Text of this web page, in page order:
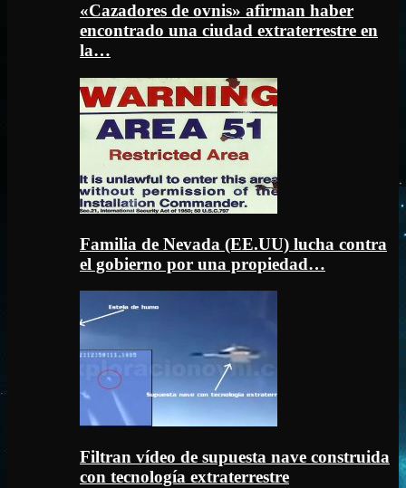
«Cazadores de ovnis» afirman haber
encontrado una ciudad extraterrestre en
la…
Familia de Nevada (EE.UU) lucha contra
el gobierno por una propiedad…
Filtran vídeo de supuesta nave construida
con tecnología extraterrestre